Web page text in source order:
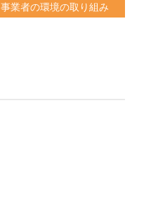
事業者の環境の取り組み